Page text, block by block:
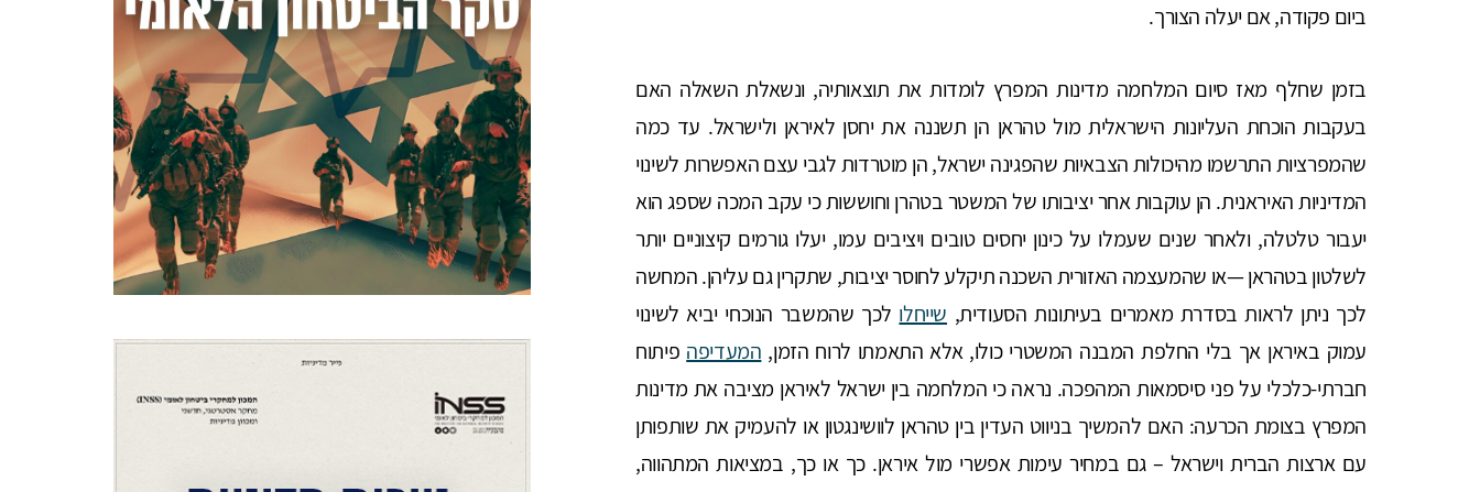
ביום פקודה, אם יעלה הצורך.
בזמן שחלף מאז סיום המלחמה מדינות המפרץ לומדות את תוצאותיה, ונשאלת השאלה האם
בעקבות הוכחת העליונות הישראלית מול טהראן הן תשננה את יחסן לאיראן ולישראל. עד כמה
שהמפרציות התרשמו מהיכולות הצבאיות שהפגינה ישראל, הן מוטרדות לגבי עצם האפשרות לשינוי
המדיניות האיראנית. הן עוקבות אחר יציבותו של המשטר בטהרן וחוששות כי עקב המכה שספג הוא
יעבור טלטלה, ולאחר שנים שעמלו על כינון יחסים טובים ויציבים עמו, יעלו גורמים קיצוניים יותר
לשלטון בטהראן —או שהמעצמה האזורית השכנה תיקלע לחוסר יציבות, שתקרין גם עליהן. המחשה
לכך ניתן לראות בסדרת מאמרים בעיתונות הסעודית, שייחלו לכך שהמשבר הנוכחי יביא לשינוי
עמוק באיראן אך בלי החלפת המבנה המשטרי כולו, אלא התאמתו לרוח הזמן, המעדיפה פיתוח
חברתי-כלכלי על פני סיסמאות המהפכה. נראה כי המלחמה בין ישראל לאיראן מציבה את מדינות
המפרץ בצומת הכרעה: האם להמשיך בניווט העדין בין טהראן לוושינגטון או להעמיק את שותפותן
עם ארצות הברית וישראל – גם במחיר עימות אפשרי מול איראן. כך או כך, במציאות המתהווה,